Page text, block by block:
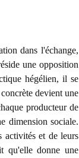
dans l'échange,
une opposition
hégélien, il se
devient une
producteur de
dimension sociale.
activités et de leurs
qu'elle donne une